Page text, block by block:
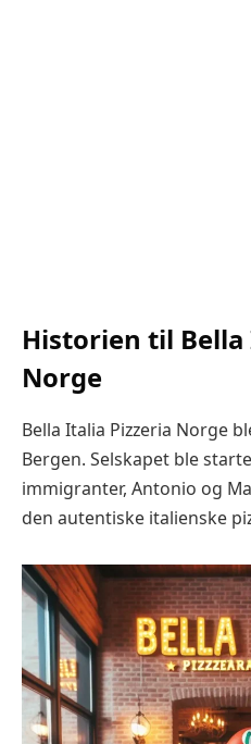
Historien til
Norge
Bella Italia Pizzeria Norge
Bergen. Selskapet ble
immigranter, Antonio og
den autentiske italienske